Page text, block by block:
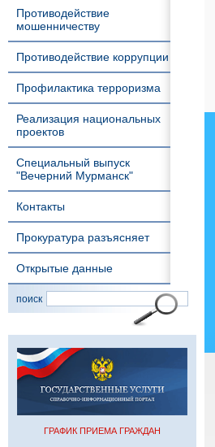
Противодействие
мошенничеству
Противодействие коррупции
Профилактика терроризма
Реализация национальных
проектов
Специальный выпуск
"Вечерний Мурманск"
Контакты
Прокуратура разъясняет
Открытые данные
поиск
ГРАФИК ПРИЕМА ГРАЖДАН